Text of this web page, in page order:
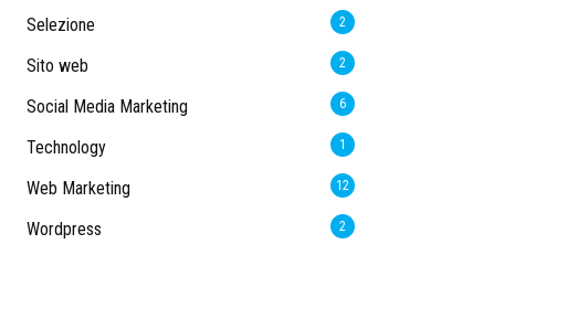
Selezione 2
Sito web 2
Social Media Marketing 6
Technology 1
Web Marketing 12
Wordpress 2